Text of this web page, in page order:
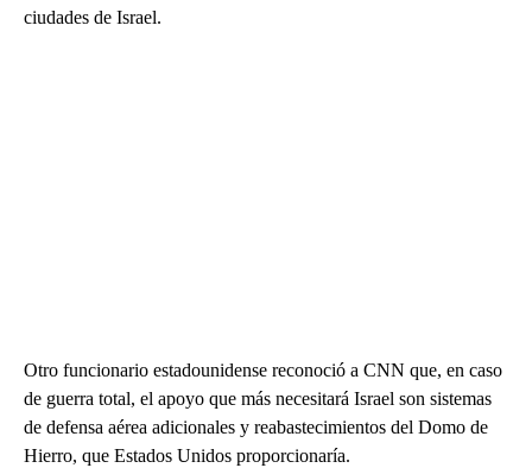
ciudades de Israel.
Otro funcionario estadounidense reconoció a CNN que, en caso
de guerra total, el apoyo que más necesitará Israel son sistemas
de defensa aérea adicionales y reabastecimientos del Domo de
Hierro, que Estados Unidos proporcionaría.